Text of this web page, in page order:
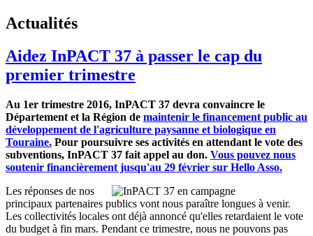
Actualités
Aidez InPACT 37 à passer le cap du
premier trimestre
Au 1er trimestre 2016, InPACT 37 devra convaincre le
Département et la Région de maintenir le financement public au
développement de l'agriculture paysanne et biologique en
Touraine. Pour poursuivre ses activités en attendant le vote des
subventions, InPACT 37 fait appel au don. Vous pouvez nous
soutenir financièrement jusqu'au 29 février sur Hello Asso.
Les réponses de nos
principaux partenaires publics vont nous paraître longues à venir.
Les collectivités locales ont déjà annoncé qu'elles retardaient le vote
du budget à fin mars. Pendant ce trimestre, nous ne pouvons pas